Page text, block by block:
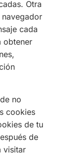
Otra
cada
obtener
no
cookies
de tu
de
visitar